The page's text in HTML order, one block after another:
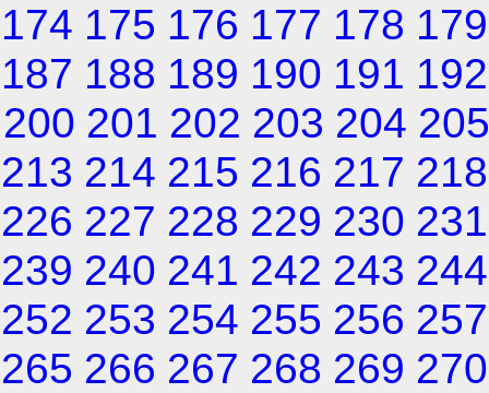
174 175 176 177 178 179
187 188 189 190 191 192
200 201 202 203 204 205
213 214 215 216 217 218
226 227 228 229 230 231
239 240 241 242 243 244
252 253 254 255 256 257
265 266 267 268 269 270